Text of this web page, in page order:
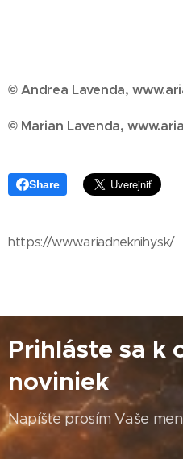
© Andrea Lavenda,
© Marian Lavenda,
Share
https://www.ariadneknihy.sk/
Prihláste sa k
noviniek
Napíšte prosím Vaše